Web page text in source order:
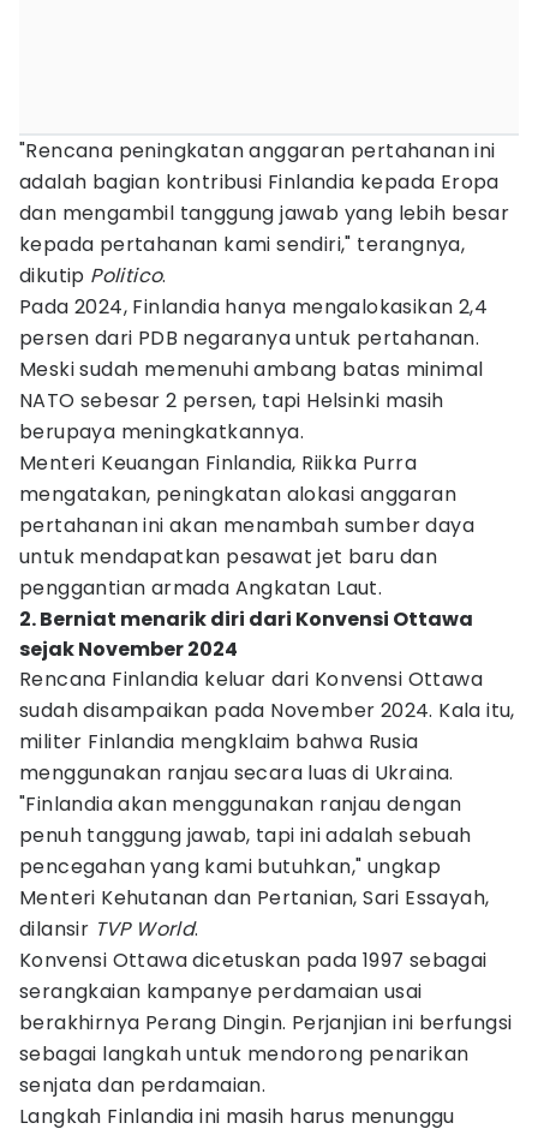
"Rencana peningkatan anggaran pertahanan ini
adalah bagian kontribusi Finlandia kepada Eropa
dan mengambil tanggung jawab yang lebih besar
kepada pertahanan kami sendiri," terangnya,
dikutip Politico.
Pada 2024, Finlandia hanya mengalokasikan 2,4
persen dari PDB negaranya untuk pertahanan.
Meski sudah memenuhi ambang batas minimal
NATO sebesar 2 persen, tapi Helsinki masih
berupaya meningkatkannya.
Menteri Keuangan Finlandia, Riikka Purra
mengatakan, peningkatan alokasi anggaran
pertahanan ini akan menambah sumber daya
untuk mendapatkan pesawat jet baru dan
penggantian armada Angkatan Laut.
2. Berniat menarik diri dari Konvensi Ottawa
sejak November 2024
Rencana Finlandia keluar dari Konvensi Ottawa
sudah disampaikan pada November 2024. Kala itu,
militer Finlandia mengklaim bahwa Rusia
menggunakan ranjau secara luas di Ukraina.
"Finlandia akan menggunakan ranjau dengan
penuh tanggung jawab, tapi ini adalah sebuah
pencegahan yang kami butuhkan," ungkap
Menteri Kehutanan dan Pertanian, Sari Essayah,
dilansir TVP World.
Konvensi Ottawa dicetuskan pada 1997 sebagai
serangkaian kampanye perdamaian usai
berakhirnya Perang Dingin. Perjanjian ini berfungsi
sebagai langkah untuk mendorong penarikan
senjata dan perdamaian.
Langkah Finlandia ini masih harus menunggu